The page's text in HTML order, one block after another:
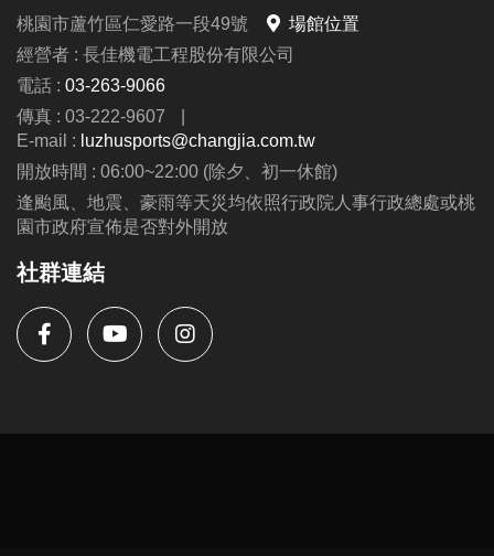
桃園市蘆竹區仁愛路一段49號
場館位置
經營者 : 長佳機電工程股份有限公司
電話 : 03-263-9066
傳真 : 03-222-9607
|
E-mail : luzhusports@changjia.com.tw
開放時間 : 06:00~22:00 (除夕、初一休館)
逢颱風、地震、豪雨等天災均依照行政院人事行政總處或桃
園市政府宣佈是否對外開放
社群連結